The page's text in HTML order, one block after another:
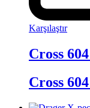
Karşılaştır
Cross
Cross